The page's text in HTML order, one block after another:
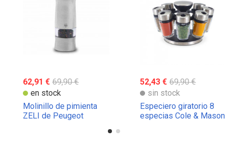
62,91 € 69,90 €
en stock
Molinillo de pimienta
ZELI de Peugeot
52,43 € 69,90 €
sin stock
Especiero giratorio 8
especias Cole & Mason